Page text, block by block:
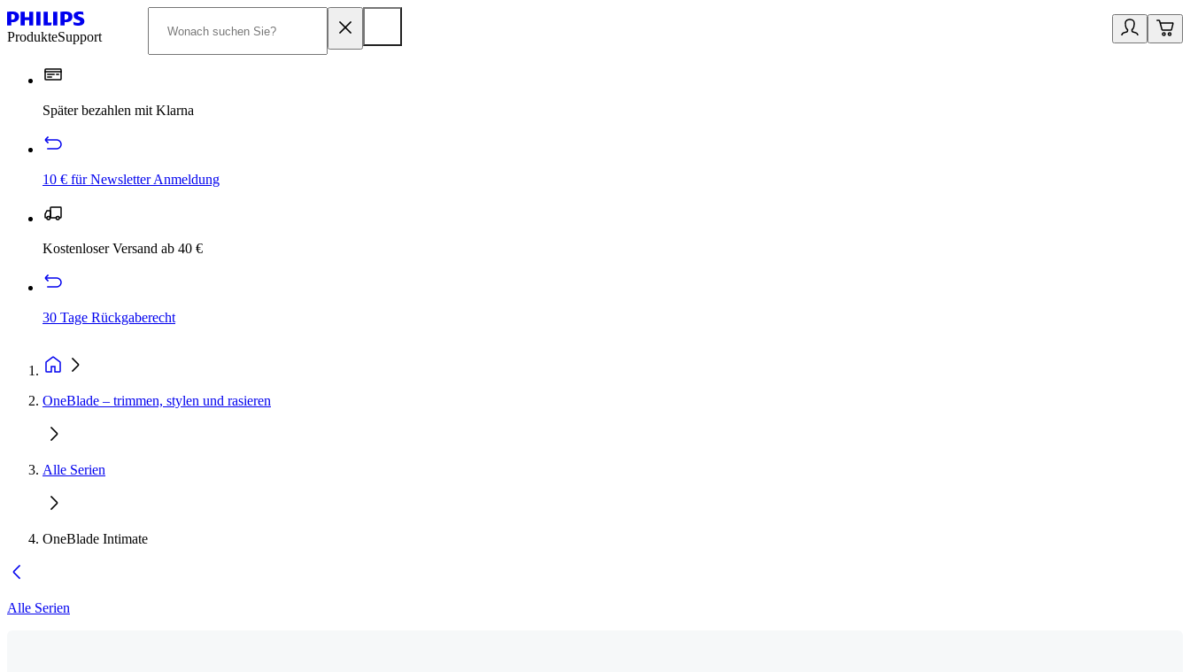
ProdukteSupport
Später bezahlen mit Klarna
10 € für Newsletter Anmeldung
Kostenloser Versand ab 40 €
30 Tage Rückgaberecht
OneBlade – trimmen, stylen und rasieren
Alle Serien
OneBlade Intimate
Alle Serien